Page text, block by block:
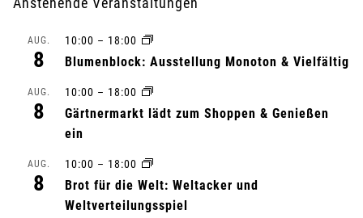
AUG.
8
10:00 – 18:00
Blumenblock: Ausstellung Monoton & Vielfältig
AUG.
8
10:00 – 18:00
Gärtnermarkt lädt zum Shoppen & Genießen
ein
AUG.
8
10:00 – 18:00
Brot für die Welt: Weltacker und
Weltverteilungsspiel